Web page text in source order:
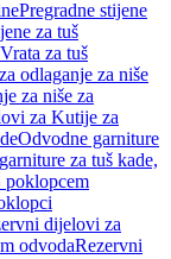
Pregradne stijene
za tuš
za tuš
odlaganje za niše
za niše za
za Kutije za
Odvodne garniture
za tuš kade,
poklopcem
dijelovi za
odvodaRezervni